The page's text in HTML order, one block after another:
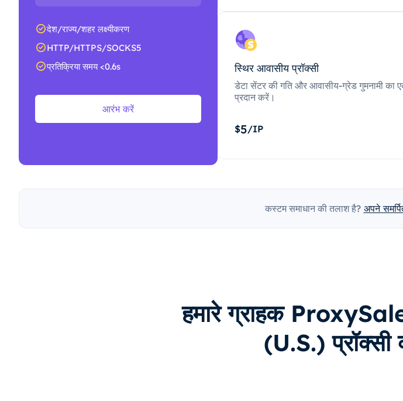
देश/राज्य/शहर लक्ष्यीकरण
HTTP/HTTPS/SOCKS5
प्रतिक्रिया समय <0.6s
आरंभ करें
स्थिर आवासीय प्रॉक्सी
डेटा सेंटर की गति और आवासीय-ग्रेड गुमनामी का
प्रदान करें।
$5/IP
कस्टम समाधान की तलाश है? अपने
हमारे ग्राहक
(U.S.) प्रॉक्सी